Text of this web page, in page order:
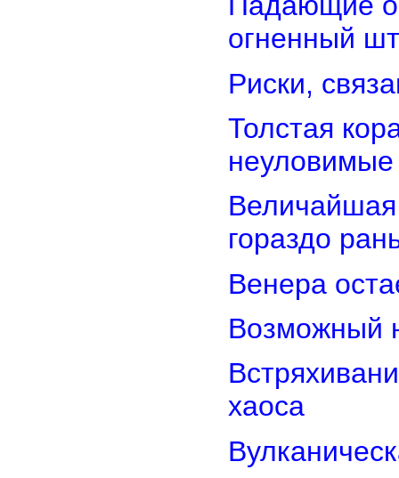
огненный
Риски,
Толстая
Величайшая
гораздо
Венера
Возможный
хаоса